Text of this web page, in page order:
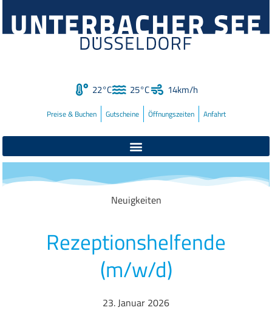
22°C 25°C 14km/h
Preise & Buchen Gutscheine Öffnungszeiten Anfahrt
Neuigkeiten
Rezeptionshelfende
(m/w/d)
23. Januar 2026